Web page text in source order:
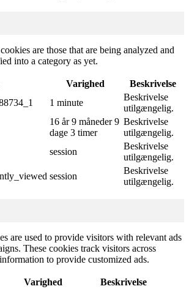
are those that are being analyzed and
into a category as yet.
Varighed
Beskrivelse
1 minute
Beskrivelse
utilgængelig.
16 år 9 måneder 9
dage 3 timer
Beskrivelse
utilgængelig.
session
Beskrivelse
utilgængelig.
session
Beskrivelse
utilgængelig.
are used to provide visitors with relevant ads
These cookies track visitors across
to provide customized ads.
Varighed Beskrivelse